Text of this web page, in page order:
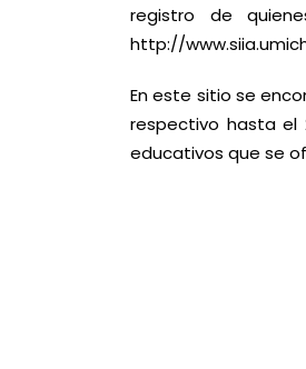
registro de
http://
En este sitio se
respectivo hasta el
educativos que se